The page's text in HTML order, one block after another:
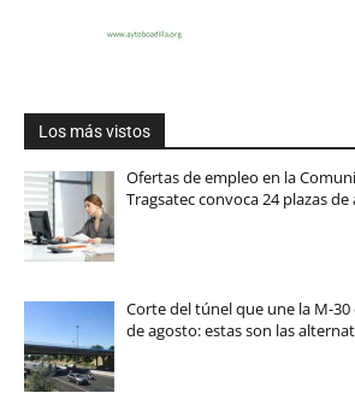
Los más vistos
Ofertas de empleo en la
Tragsatec convoca 24 plazas
Corte del túnel que une la M-30
de agosto: estas son las